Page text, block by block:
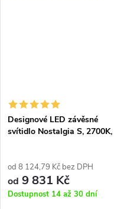
Designové LED závěsné
svítidlo Nostalgia S, 2700K,
od 8 124,79 Kč bez DPH
od 9 831 Kč
Dostupnost 14 až 30 dní